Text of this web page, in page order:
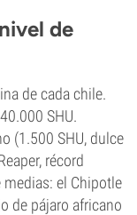
de
de cada chile.
SHU.
(1.500 SHU, dulce
récord
el Chipotle
de pájaro africano